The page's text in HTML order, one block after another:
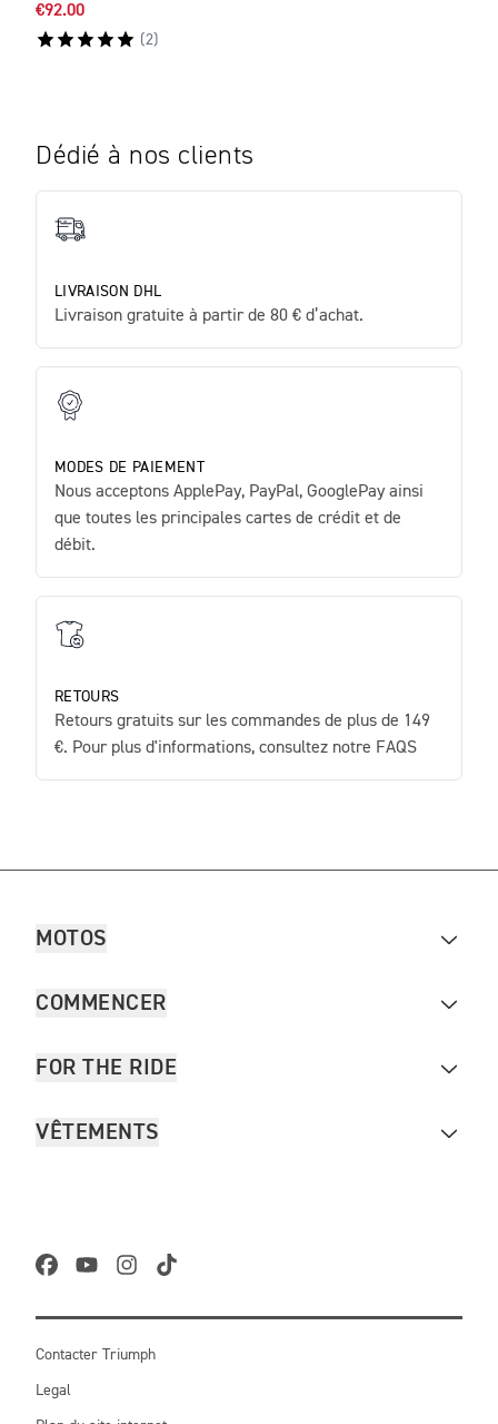
€92.00
(2)
Dédié à nos clients
LIVRAISON DHL
Livraison gratuite à partir de 80 € d’achat.
MODES DE PAIEMENT
Nous acceptons ApplePay, PayPal, GooglePay ainsi
que toutes les principales cartes de crédit et de
débit.
RETOURS
Retours gratuits sur les commandes de plus de 149
€. Pour plus d'informations, consultez notre FAQS
MOTOS
COMMENCER
FOR THE RIDE
VÊTEMENTS
Contacter Triumph
Legal